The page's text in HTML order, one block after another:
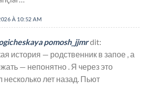
À 10:52 AM
pomosh_jjmrdit:
история — родственник в запое , а
— непонятно . Я через это
несколько лет назад. Пьют